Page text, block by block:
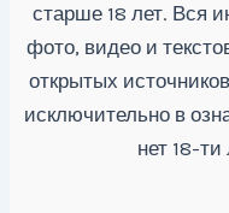
старше 18 лет. Вся
фото, видео и
открытых
исключительно в
нет 18-ти